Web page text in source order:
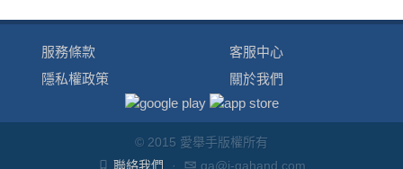
服務條款
隱私權政策
客服中心
關於我們
© 2015 愛舉手版權所有
聯絡我們
· qa@i-qahand.com